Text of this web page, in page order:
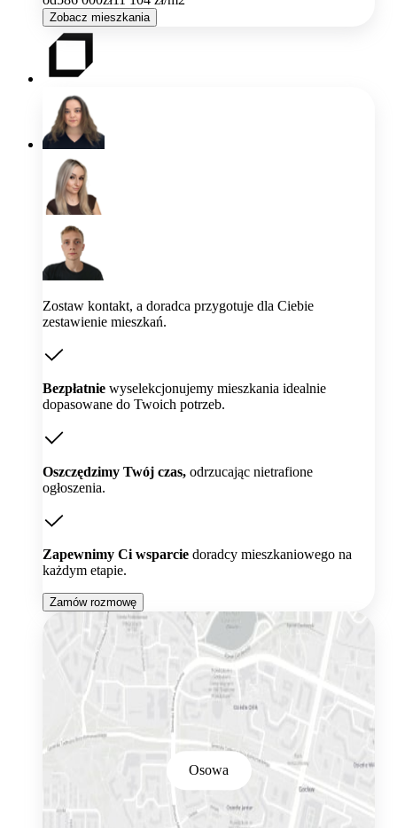
Zobacz mieszkania
Zostaw kontakt, a doradca przygotuje dla Ciebie
zestawienie mieszkań.
Bezpłatnie wyselekcjonujemy mieszkania idealnie
dopasowane do Twoich potrzeb.
Oszczędzimy Twój czas, odrzucając nietrafione
ogłoszenia.
Zapewnimy Ci wsparcie doradcy mieszkaniowego na
każdym etapie.
Zamów rozmowę
Osowa